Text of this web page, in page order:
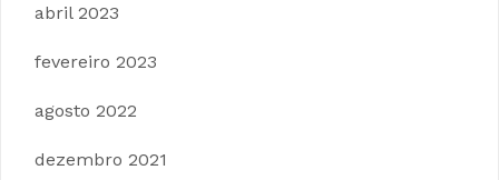
abril 2023
fevereiro 2023
agosto 2022
dezembro 2021